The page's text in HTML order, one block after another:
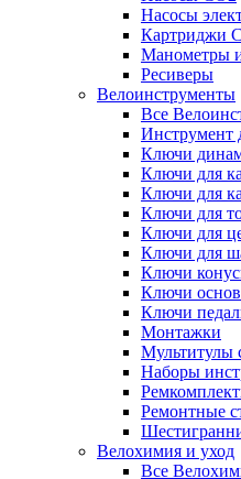
Насосы
Картриджи
Манометры
Ресиверы
Велоинструменты
Все
Инструмент
Ключи
Ключи для
Ключи для
Ключи для
Ключи для
Ключи для
Ключи
Ключи
Ключи
Монтажки
Мультитулы
Наборы
Ремонтные
Велохимия и уход
Все